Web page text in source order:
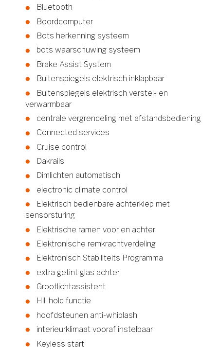
Bluetooth
Boordcomputer
Bots herkenning systeem
bots waarschuwing systeem
Brake Assist System
Buitenspiegels elektrisch inklapbaar
Buitenspiegels elektrisch verstel- en
verwarmbaar
centrale vergrendeling met afstandsbediening
Connected services
Cruise control
Dakrails
Dimlichten automatisch
electronic climate control
Elektrisch bedienbare achterklep met
sensorsturing
Elektrische ramen voor en achter
Elektronische remkrachtverdeling
Elektronisch Stabiliteits Programma
extra getint glas achter
Grootlichtassistent
Hill hold functie
hoofdsteunen anti-whiplash
interieurklimaat vooraf instelbaar
Keyless start